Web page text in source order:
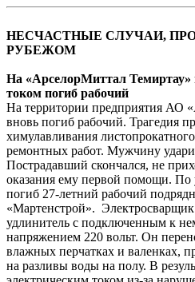
НЕСЧАСТНЫЕ СЛУЧАИ,
РУБЕЖОМ
На «АрселорМиттал Темиртау»
током погиб рабочий
На территории предприятия АО
вновь погиб рабочий. Трагедия
химулавливания
ремонтных работ. Мужчину
Пострадавший скончался, не
оказания ему первой помощи.
погиб 27-летний рабочий
«Мартенстрой». Электросварщик
удлинитель с подключенным к
напряжением 220 вольт. Он
влажных перчатках и валенках,
на разливы воды на полу. В